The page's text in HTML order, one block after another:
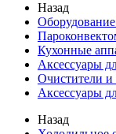
Назад
Кухонные
Аксессуары
Очистители и
Аксессуары
Назад